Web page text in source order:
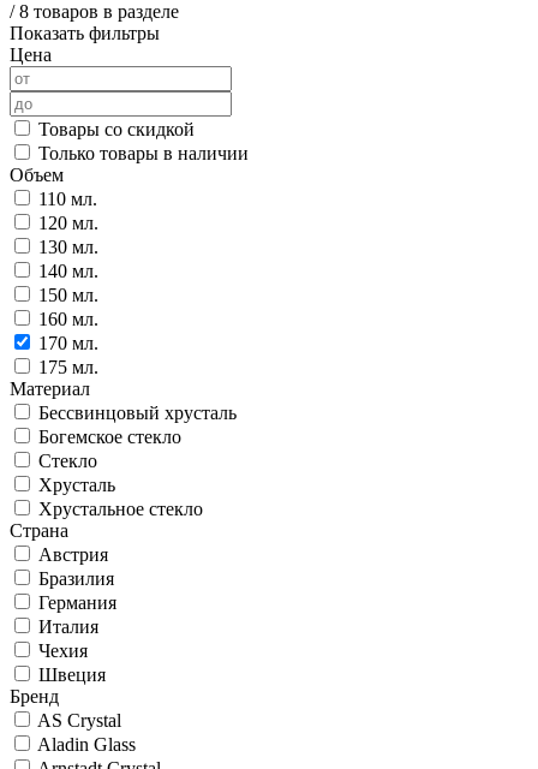
/8 товаров в разделе
Показать фильтры
Цена
Товары со скидкой
Только товары в наличии
Объем
110 мл.
120 мл.
130 мл.
140 мл.
150 мл.
160 мл.
170 мл.
175 мл.
Материал
Бессвинцовый хрусталь
Богемское стекло
Стекло
Хрусталь
Хрустальное стекло
Страна
Австрия
Бразилия
Германия
Италия
Чехия
Швеция
Бренд
AS Crystal
Aladin Glass